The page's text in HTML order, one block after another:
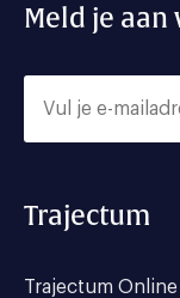
Meld je
Trajectum
Trajectum